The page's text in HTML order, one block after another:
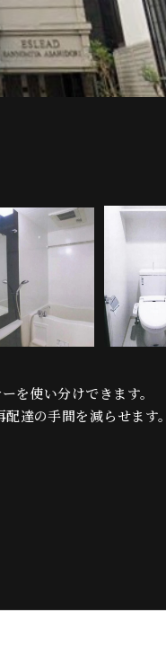
を使い分けできます。
達の手間を減らせます。